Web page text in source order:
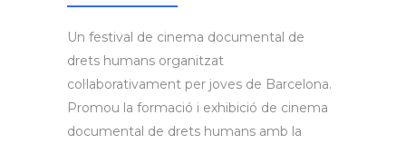
Un festival de cinema documental de
drets humans organitzat
col·laborativament per joves de Barcelona.
Promou la formació i exhibició de cinema
documental de drets humans amb la